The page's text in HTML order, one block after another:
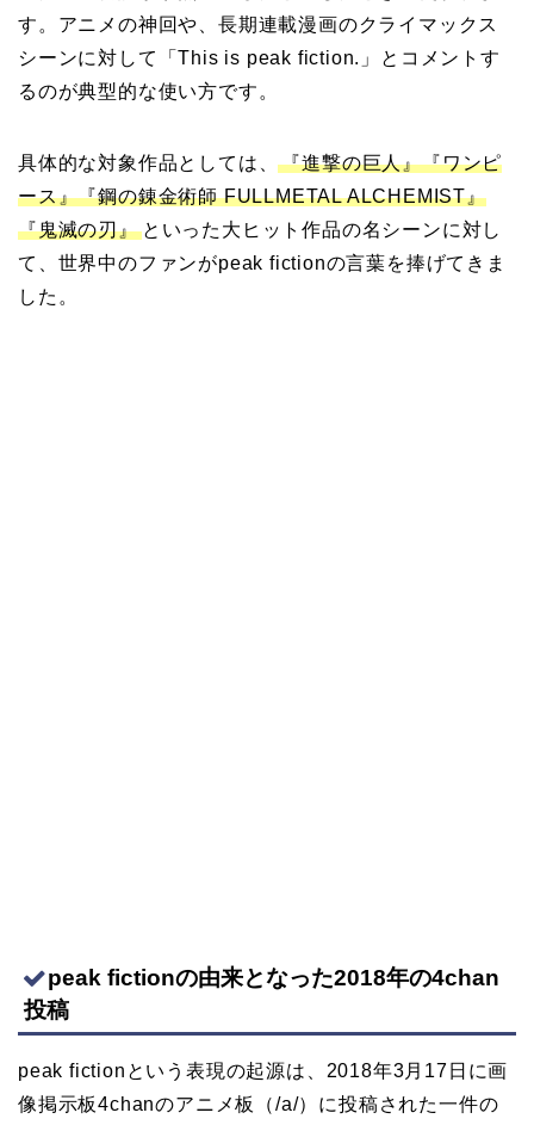
す。アニメの神回や、長期連載漫画のクライマックス
シーンに対して「This is peak fiction.」とコメントす
るのが典型的な使い方です。
具体的な対象作品としては、『進撃の巨人』『ワンピ
ース』『鋼の錬金術師 FULLMETAL ALCHEMIST』
『鬼滅の刃』といった大ヒット作品の名シーンに対し
て、世界中のファンがpeak fictionの言葉を捧げてきま
した。
peak fictionの由来となった2018年の4chan
投稿
peak fictionという表現の起源は、2018年3月17日に画
像掲示板4chanのアニメ板（/a/）に投稿された一件の